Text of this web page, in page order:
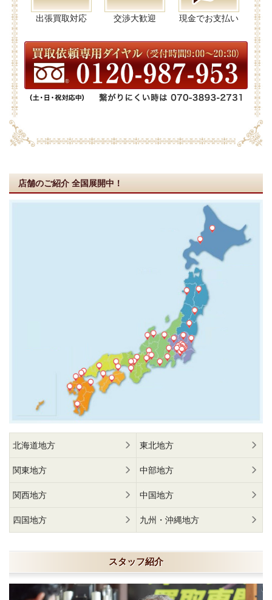
出張買取対応 交渉大歓迎 現金でお支払い
店舗のご紹介 全国展開中！
北海道地方 東北地方
関東地方 中部地方
関西地方 中国地方
四国地方 九州・沖縄地方
スタッフ紹介